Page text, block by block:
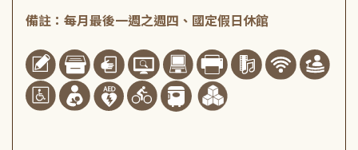
備註：每月最後一週之週四、國定假日休館